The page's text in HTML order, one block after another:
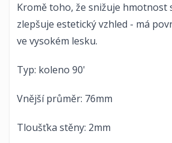
Kromě toho, že snižuje hmotnost
zlepšuje estetický vzhled - má
ve vysokém lesku.
Typ: koleno 90'
Vnější průměr: 76mm
Tloušťka stěny: 2mm